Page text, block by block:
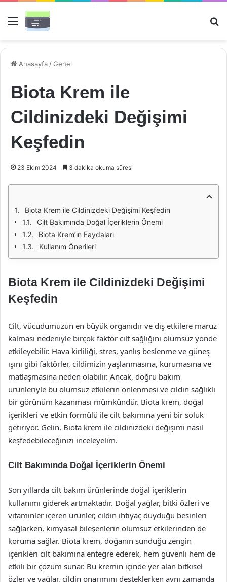
Menü
Anasayfa /Genel
Biota Krem ile
Cildinizdeki Değişimi
Keşfedin
23 Ekim 2024 3 dakika okuma süresi
Biota Krem ile Cildinizdeki Değişimi Keşfedin
Cilt Bakımında Doğal İçeriklerin Önemi
Biota Krem’in Faydaları
Kullanım Önerileri
Biota Krem ile Cildinizdeki Değişimi
Keşfedin
Cilt, vücudumuzun en büyük organıdır ve dış etkilere maruz
kalması nedeniyle birçok faktör cilt sağlığını olumsuz yönde
etkileyebilir. Hava kirliliği, stres, yanlış beslenme ve güneş
ışını gibi faktörler, cildimizin yaşlanmasına, kurumasına ve
matlaşmasına neden olabilir. Ancak, doğru bakım
ürünleriyle bu olumsuz etkilerin önlenmesi ve cildin sağlıklı
bir görünüm kazanması mümkündür. Biota krem, doğal
içerikleri ve etkin formülü ile cilt bakımına yeni bir soluk
getiriyor. Gelin, Biota krem ile cildinizdeki değişimi nasıl
keşfedebileceğinizi inceleyelim.
Cilt Bakımında Doğal İçeriklerin Önemi
Son yıllarda cilt bakım ürünlerinde doğal içeriklerin
kullanımı giderek artmaktadır. Doğal yağlar, bitki özleri ve
vitaminler içeren ürünler, cildin ihtiyaç duyduğu besinleri
sağlarken, kimyasal bileşenlerin olumsuz etkilerinden de
koruma sağlar. Biota krem, doğanın sunduğu zengin
içerikleri cilt bakımına entegre ederek, hem güvenli hem de
etkili bir çözüm sunar. Bu kremin içinde yer alan bitkisel
özler ve yağlar, cildin onarımını desteklerken aynı zamanda